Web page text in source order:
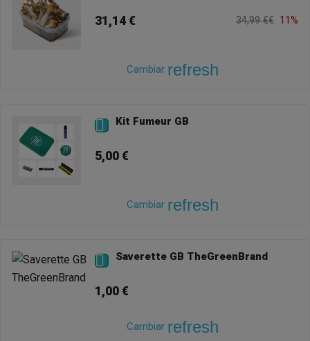
31,14 € 34,99 €€ 11%
Cambiar refresh
 Kit Fumeur GB
5,00 €
Cambiar refresh
 Saverette GB TheGreenBrand
1,00 €
Cambiar refresh